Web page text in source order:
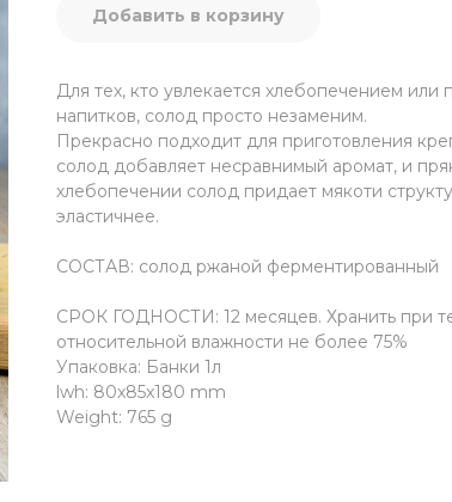
Добавить в корзину
Для тех, кто увлекается хлебопечением или
напитков, солод просто незаменим.
Прекрасно подходит для приготовления
солод добавляет несравнимый аромат, и
хлебопечении солод придает мякоти
эластичнее.
СОСТАВ: солод ржаной ферментированный
СРОК ГОДНОСТИ: 12 месяцев. Хранить при
относительной влажности не более 75%
Упаковка: Банки 1л
lwh: 80x85x180 mm
Weight: 765 g